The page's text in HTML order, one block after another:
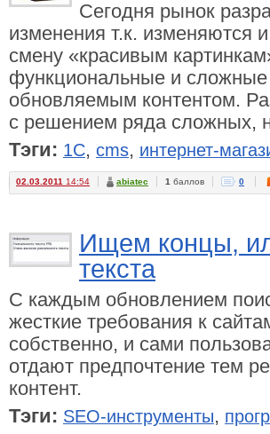
Сегодня рынок
изменения т.к. изменяются
смену «красивым
функциональные и
обновляемым контентом.
с решением ряда сложных,
Тэги: 1С, cms, интернет-
02.03.2011 14:54 abiatec 1 баллов 0
Ищем концы,
текста
С каждым обновлением
жесткие требования к
собственно, и сами
отдают предпочтение тем
контент.
Тэги: SEO-инструменты,